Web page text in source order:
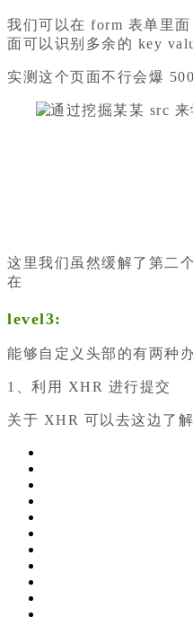
我们可以在 form 表单里
面可以识别多余的 key
实测这个页面不行会爆
这里我们虽然缓解了第二
在
level3:
能够自定义头部的有两种
1、利用 XHR 进行提交
关于 XHR 可以去这边了